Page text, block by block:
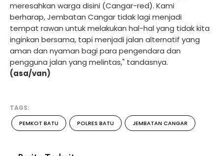
meresahkan warga disini (Cangar-red). Kami
berharap, Jembatan Cangar tidak lagi menjadi
tempat rawan untuk melakukan hal-hal yang tidak kita
inginkan bersama, tapi menjadi jalan alternatif yang
aman dan nyaman bagi para pengendara dan
pengguna jalan yang melintas," tandasnya.
(asa/van)
TAGS:
PEMKOT BATU POLRES BATU JEMBATAN CANGAR